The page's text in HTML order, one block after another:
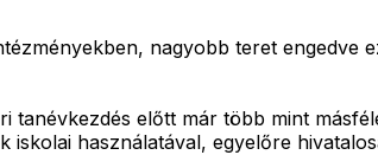
nagyobb teret engedve
előtt már több mint
használatával, egyelőre